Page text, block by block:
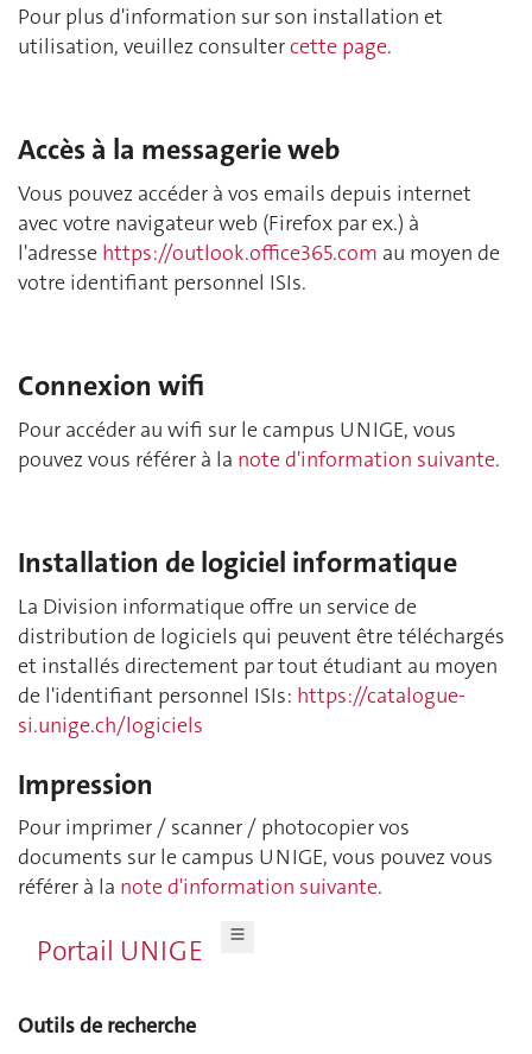
Pour plus d'information sur son installation et
utilisation, veuillez consultercette page.
Accès à la messagerie web
Vous pouvez accéder à vos emails depuis internet
avec votre navigateur web (Firefox par ex.) à
l'adresse https://outlook.office365.com au moyen de
votre identifiant personnel ISIs.
Connexion wifi
Pour accéder au wifi sur le campus UNIGE, vous
pouvez vous référer à la note d'information suivante.
Installation de logiciel informatique
La Division informatique offre un service de
distribution de logiciels qui peuvent être téléchargés
et installés directement par tout étudiant au moyen
de l'identifiant personnel ISIs: https://catalogue-
si.unige.ch/logiciels
Impression
Pour imprimer / scanner / photocopier vos
documents sur le campus UNIGE, vous pouvez vous
référer à la note d'information suivante.
Portail UNIGE
Outils de recherche